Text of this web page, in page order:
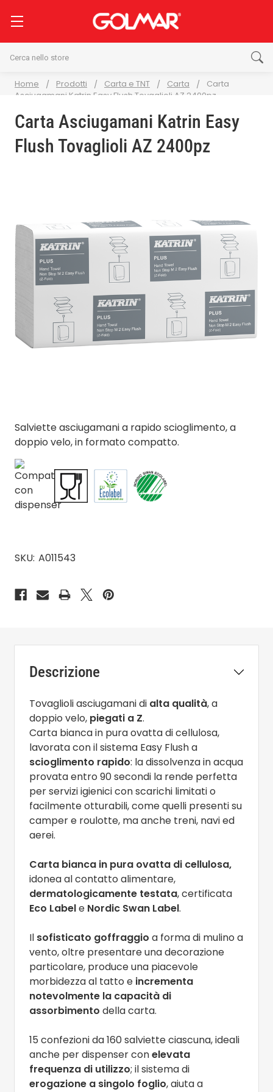
Home Prodotti Carta e TNT Carta
Carta
Asciugamani Katrin Easy Flush Tovaglioli AZ 2400pz
Carta Asciugamani Katrin Easy
Flush Tovaglioli AZ 2400pz
Salviette asciugamani a rapido scioglimento, a
doppio velo, in formato compatto.
SKU: A011543
Descrizione
Tovaglioli asciugamani di alta qualità, a
doppio velo, piegati a Z.
Carta bianca in pura ovatta di cellulosa,
lavorata con il sistema Easy Flush a
scioglimento rapido: la dissolvenza in acqua
provata entro 90 secondi la rende perfetta
per servizi igienici con scarichi limitati o
facilmente otturabili, come quelli presenti su
camper e roulotte, ma anche treni, navi ed
aerei.
Carta bianca in pura ovatta di cellulosa,
idonea al contatto alimentare,
dermatologicamente testata, certificata
Eco Labele Nordic Swan Label.
Il sofisticato goffraggio a forma di mulino a
vento, oltre presentare una decorazione
particolare, produce una piacevole
morbidezza al tatto e incrementa
notevolmente la capacità di
assorbimento della carta.
15 confezioni da 160 salviette ciascuna, ideali
anche per dispenser conelevata
frequenza di utilizzo; il sistema di
erogazione a singolo foglio, aiuta a